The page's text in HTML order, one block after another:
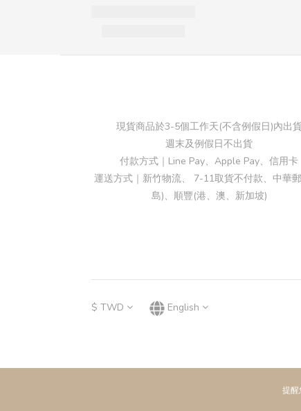
現貨商品於3-5個工作天(不含例假日)內出
週末及例假日不出貨
付款方式｜Line Pay、Apple Pay、信用卡
運送方式｜新竹物流、 7-11取貨不付款、中華
島)、順豐(港、澳、新加坡)
$ TWD English
提醒